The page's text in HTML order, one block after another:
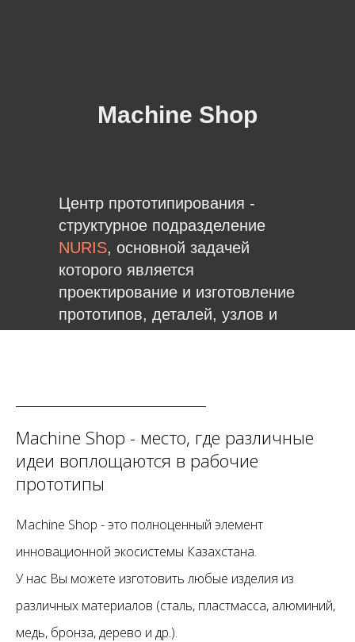
Machine Shop
Центр прототипирования -
структурное подразделение
NURIS, основной задачей
которого является
проектирование и изготовление
прототипов, деталей, узлов и
Университета, а также внешних
Machine Shop - место, гдe различные
идеи воплощаются в рабочие
прототипы
Machine Shop - это полноценный элемент
инновационной экосистемы Казахстана.
У нас Вы можете изготовить любые изделия из
различных материалов (сталь, пластмасса, алюминий,
медь, бронза, дерево и др.).